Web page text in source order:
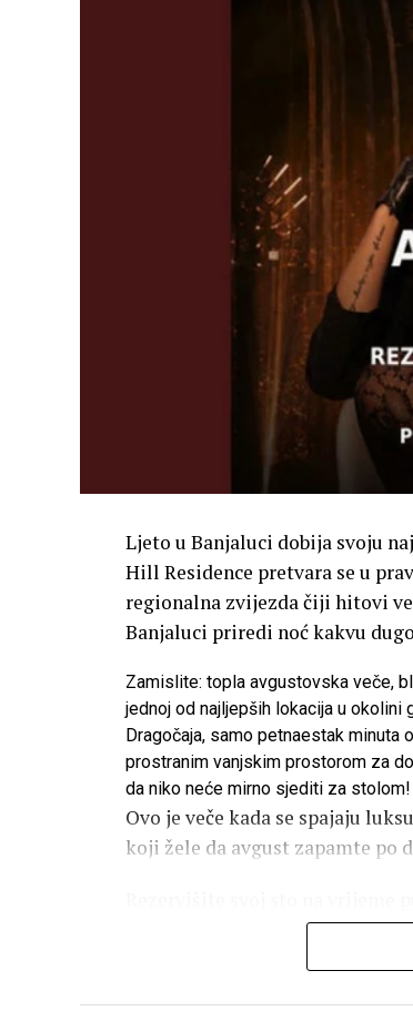
Ljeto u Banjaluci dobija svoju
Hill Residence pretvara se u
regionalna zvijezda čiji hitovi
Banjaluci priredi noć kakvu
Zamislite: topla avgustovska veče,
jednoj od najljepših lokacija u
Dragočaja, samo petnaestak minuta
prostranim vanjskim prostorom za
da niko neće mirno sjediti za stolom!
Ovo je veče kada se spajaju
koji žele da avgust zapamte po
najiščekivanijih žurki ovog ljeta.